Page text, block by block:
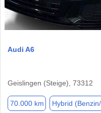
Audi A6
Geislingen (Steige), 73312
70.000 km Hybrid